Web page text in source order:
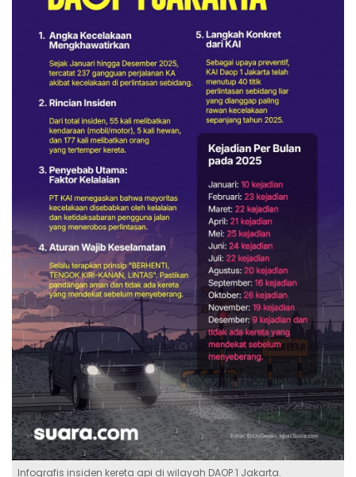
Infografis insiden kereta api di wilayah DAOP 1 Jakarta.